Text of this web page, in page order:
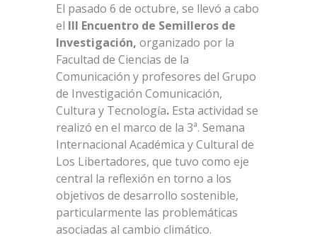
El pasado 6 de octubre, se llevó a cabo
el III Encuentro de Semilleros de
Investigación, organizado por la
Facultad de Ciencias de la
Comunicación y profesores del Grupo
de Investigación Comunicación,
Cultura y Tecnología. Esta actividad se
realizó en el marco de la 3ª. Semana
Internacional Académica y Cultural de
Los Libertadores, que tuvo como eje
central la reflexión en torno a los
objetivos de desarrollo sostenible,
particularmente las problemáticas
asociadas al cambio climático.